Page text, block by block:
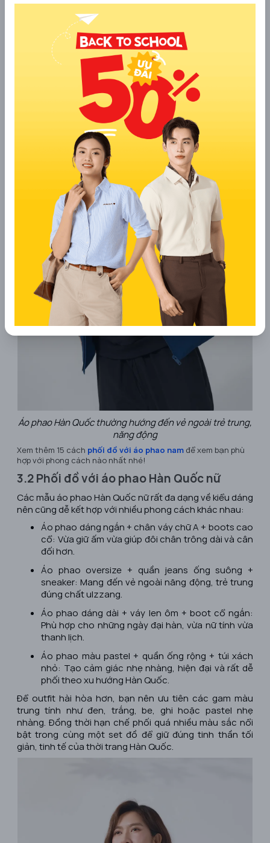
Áo phao gile + áo thun dài tay + quần jogger: Phù
hợp với những ngày thời tiết se lạnh, tạo cảm giác
khỏe khoắn và linh hoạt khi vận động.
Áo phao màu trung tính + quần kaki + giày thể
thao trắng: Outfit đơn giản nhưng dễ ứng dụng
hằng ngày và không bao giờ lỗi mốt.
Áo phao Hàn Quốc thường hướng đến vẻ ngoài trẻ trung,
năng động
Xem thêm 15 cách phối đồ với áo phao nam để xem bạn phù
hợp với phong cách nào nhất nhé!
3.2 Phối đồ với áo phao Hàn Quốc nữ
Các mẫu áo phao Hàn Quốc nữ rất đa dạng về kiểu dáng
nên cũng dễ kết hợp với nhiều phong cách khác nhau:
Áo phao dáng ngắn + chân váy chữ A + boots cao
cổ: Vừa giữ ấm vừa giúp đôi chân trông dài và cân
đối hơn.
Áo phao oversize + quần jeans ống suông +
sneaker: Mang đến vẻ ngoài năng động, trẻ trung
đúng chất ulzzang.
Áo phao dáng dài + váy len ôm + boot cổ ngắn:
Phù hợp cho những ngày đại hàn, vừa nữ tính vừa
thanh lịch.
Áo phao màu pastel + quần ống rộng + túi xách
nhỏ: Tạo cảm giác nhẹ nhàng, hiện đại và rất dễ
phối theo xu hướng Hàn Quốc.
Để outfit hài hòa hơn, bạn nên ưu tiên các gam màu
trung tính như đen, trắng, be, ghi hoặc pastel nhẹ
nhàng. Đồng thời hạn chế phối quá nhiều màu sắc nổi
bật trong cùng một set đồ để giữ đúng tinh thần tối
giản, tinh tế của thời trang Hàn Quốc.